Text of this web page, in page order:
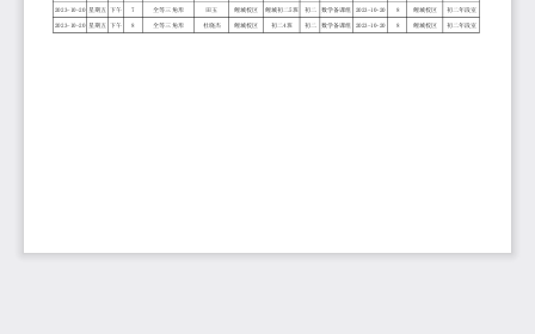
2023- 10-20 星 期 五 下午 7 全等三角形 田 玉 鲤城校区 鲤城初 二5班 初 二 数学备课组 2023-10-20 8 鲤城 校区 初 二年段室
2023- 10-20 星 期 五 下午 8 全等三角形 杜晓杰 鲤城校区 初 二4班 初 二 数学备课组 2023-10-20 8 鲤城 校区 初 二年段室